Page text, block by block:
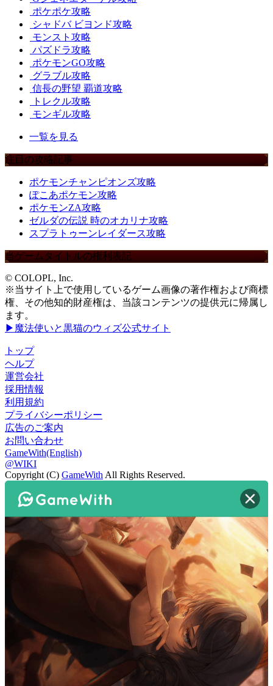
ポケポケ攻略
シャドバ ビヨンド攻略
モンスト攻略
パズドラ攻略
ポケモンGO攻略
グラブル攻略
信長の野望 覇道攻略
トレクル攻略
モンギル攻略
一覧を見る
注目の攻略記事
ポケモンチャンピオンズ攻略
ぽこあポケモン攻略
ポケモンZA攻略
ゼルダの伝説 時のオカリナ攻略
スプラトゥーンレイダース攻略
当ゲームタイトルの権利表記
© COLOPL, Inc.
※当サイト上で使用しているゲーム画像の著作権および商標
権、その他知的財産権は、当該コンテンツの提供元に帰属し
ます。
▶魔法使いと黒猫のウィズ公式サイト
トップ
ヘルプ
運営会社
採用情報
利用規約
プライバシーポリシー
広告のご案内
お問い合わせ
GameWith(English)
@WIKI
Copyright (C) GameWith All Rights Reserved.